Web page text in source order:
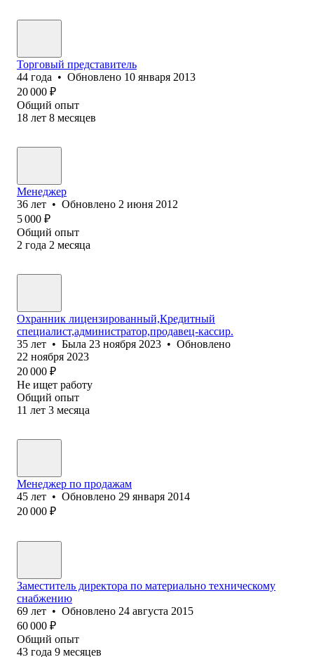
Торговый представитель
44 года • Обновлено 10 января 2013
20 000 ₽
Общий опыт
18 лет 8 месяцев
Менеджер
36 лет • Обновлено 2 июня 2012
5 000 ₽
Общий опыт
2 года 2 месяца
Охранник лицензированный,Кредитный
специалист,администратор,продавец-кассир.
35 лет • Была 23 ноября 2023 • Обновлено
22 ноября 2023
20 000 ₽
Не ищет работу
Общий опыт
11 лет 3 месяца
Менеджер по продажам
45 лет • Обновлено 29 января 2014
20 000 ₽
Заместитель директора по материально техническому
снабжению
69 лет • Обновлено 24 августа 2015
60 000 ₽
Общий опыт
43 года 9 месяцев